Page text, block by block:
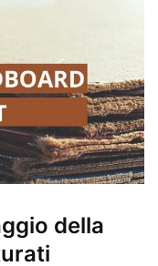
della